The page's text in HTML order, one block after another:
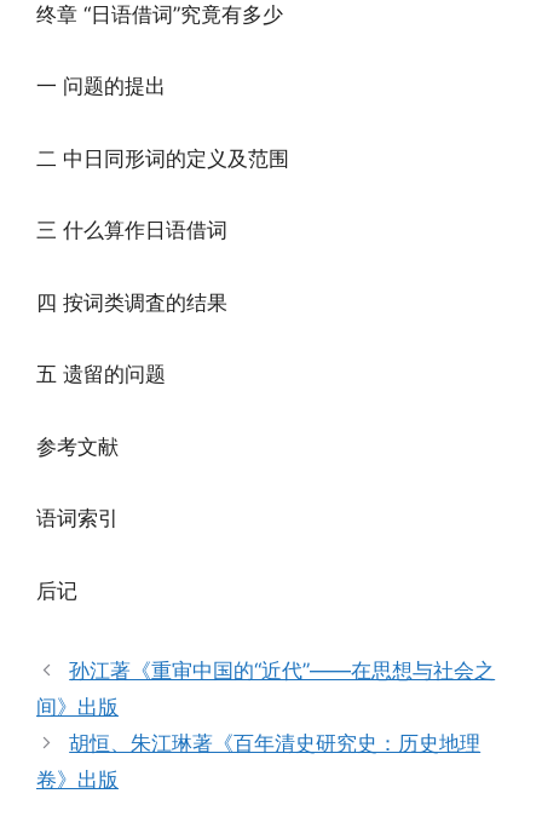
终章 “日语借词”究竟有多少
一 问题的提出
二 中日同形词的定义及范围
三 什么算作日语借词
四 按词类调査的结果
五 遗留的问题
参考文献
语词索引
后记
孙江著《重审中国的“近代”——在思想与社会之
间》出版
胡恒、朱江琳著《百年清史研究史：历史地理
卷》出版